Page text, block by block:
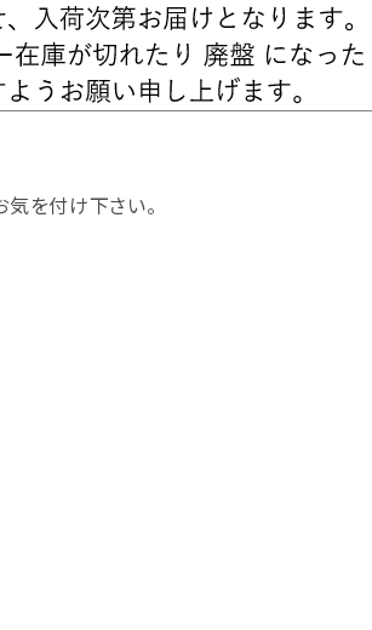
気を付け下さい。